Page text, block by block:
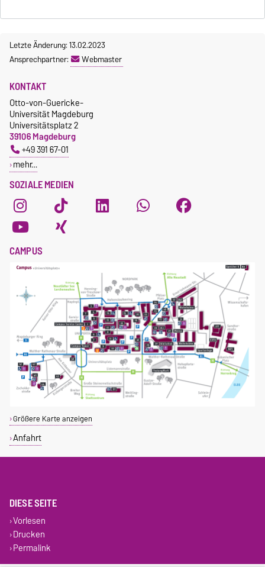
Letzte Änderung: 13.02.2023
Ansprechpartner:
Webmaster
SOZIALE MEDIEN
KONTAKT
Otto-von-Guericke-
Universität Magdeburg
Universitätsplatz 2
39106 Magdeburg
+49 391 67-01
mehr…
CAMPUS
Größere Karte anzeigen
Anfahrt
DIESE SEITE
Vorlesen
Drucken
Permalink